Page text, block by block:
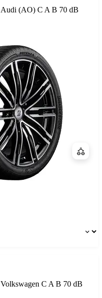
Audi (AO) Etykieta:
C A B 70 dB
Volkswagen Etykieta:
C A B 70 dB